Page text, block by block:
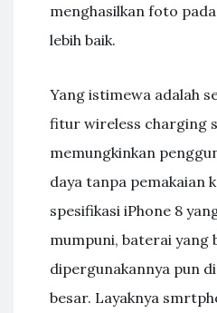
menghasilkan foto
lebih baik.
Yang istimewa adalah
fitur wireless charging
memungkinkan
daya tanpa pemakaian
spesifikasi iPhone 8
mumpuni, baterai yang
dipergunakannya pun
besar. Layaknya